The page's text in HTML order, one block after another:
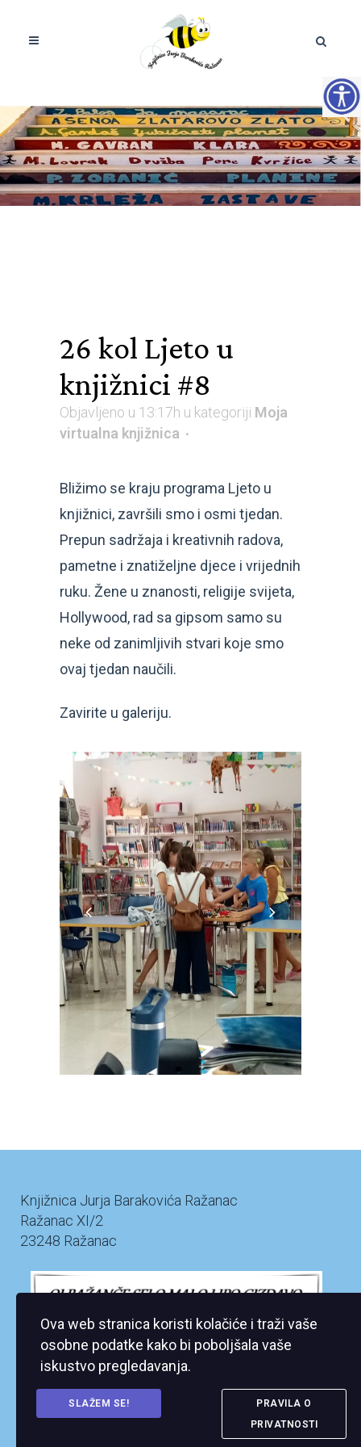
26 kol Ljeto u
knjižnici #8
Objavljeno u 13:17h u kategoriji Moja
virtualna knjižnica
Bližimo se kraju programa Ljeto u
knjižnici, završili smo i osmi tjedan.
Prepun sadržaja i kreativnih radova,
pametne i znatiželjne djece i vrijednih
ruku. Žene u znanosti, religije svijeta,
Hollywood, rad sa gipsom samo su
neke od zanimljivih stvari koje smo
ovaj tjedan naučili.
Zavirite u galeriju.
Knjižnica Jurja Barakovića Ražanac
Ražanac XI/2
23248 Ražanac
Ova web stranica koristi kolačiće i traži vaše
osobne podatke kako bi poboljšala vaše
iskustvo pregledavanja.
SLAŽEM SE!
PRAVILA O
PRIVATNOSTI